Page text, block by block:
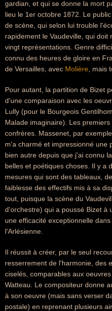
gardian, et qui se donne la mort
lieu le 1er octobre 1872. Le
de scène, qui selon lui trouble
rapidement le Vaudeville, qui
vingt représentations. Genre
connu des heures de gloire en
de Versailles, avec Molière , mais
Pour autant, la partition de Bizet
d'une comparaison avec les
Lully (pour le Bourgeois
Malade imaginaire). Les
confrères. Massenet, par
m'a charmé et impressionné une
bien autre depuis que j'ai connu
belles et poétiques choses. Il y a
mesures qui sont des tableaux,
faiblesse des effectifs mis à sa
tout, puisque la scène du
d'orchestre) qui a poussé Bizet à
une efficacité exceptionnelle
l'Arlésienne.
Il réussit à créer, par le seul
resserrement de l'harmonie, des
ciselés, comparables aux
Watteau. Le compositeur donne
à son oeuvre (mais sans verser
postale) en reprenant plusieurs